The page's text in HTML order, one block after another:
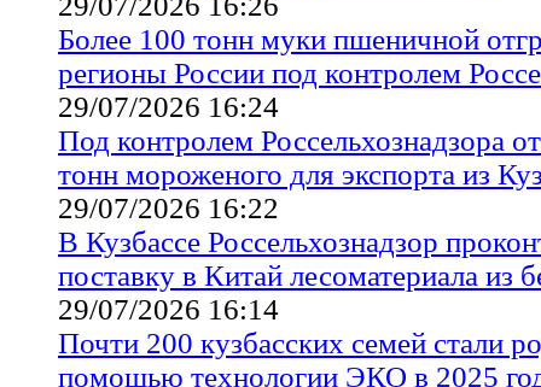
Более 100 тонн муки пшеничной
регионы России под контролем
29/07/2026 16:24
Под контролем Россельхознадзора
тонн мороженого для экспорта из
29/07/2026 16:22
В Кузбассе Россельхознадзор
поставку в Китай лесоматериала из
29/07/2026 16:14
Почти 200 кузбасских семей стали
помощью технологии ЭКО в 2025